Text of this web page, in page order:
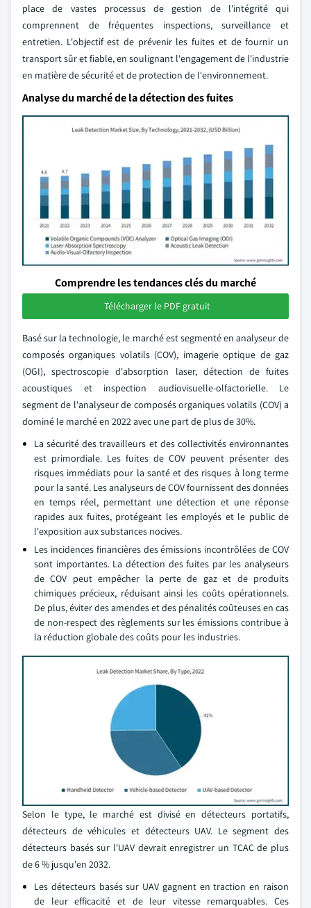
place de vastes processus de gestion de l'intégrité qui
comprennent de fréquentes inspections, surveillance et
entretien. L'objectif est de prévenir les fuites et de fournir un
transport sûr et fiable, en soulignant l'engagement de l'industrie
en matière de sécurité et de protection de l'environnement.
Analyse du marché de la détection des fuites
Comprendre les tendances clés du marché
Télécharger le PDF gratuit
Basé sur la technologie, le marché est segmenté en analyseur de
composés organiques volatils (COV), imagerie optique de gaz
(OGI), spectroscopie d'absorption laser, détection de fuites
acoustiques et inspection audiovisuelle-olfactorielle. Le
segment de l'analyseur de composés organiques volatils (COV) a
dominé le marché en 2022 avec une part de plus de 30%.
La sécurité des travailleurs et des collectivités environnantes
est primordiale. Les fuites de COV peuvent présenter des
risques immédiats pour la santé et des risques à long terme
pour la santé. Les analyseurs de COV fournissent des données
en temps réel, permettant une détection et une réponse
rapides aux fuites, protégeant les employés et le public de
l'exposition aux substances nocives.
Les incidences financières des émissions incontrôlées de COV
sont importantes. La détection des fuites par les analyseurs
de COV peut empêcher la perte de gaz et de produits
chimiques précieux, réduisant ainsi les coûts opérationnels.
De plus, éviter des amendes et des pénalités coûteuses en cas
de non-respect des règlements sur les émissions contribue à
la réduction globale des coûts pour les industries.
Selon le type, le marché est divisé en détecteurs portatifs,
détecteurs de véhicules et détecteurs UAV. Le segment des
détecteurs basés sur l'UAV devrait enregistrer un TCAC de plus
de 6 % jusqu'en 2032.
Les détecteurs basés sur UAV gagnent en traction en raison
de leur efficacité et de leur vitesse remarquables. Ces